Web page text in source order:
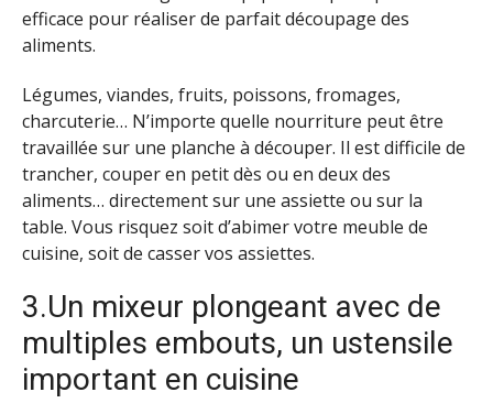
efficace pour réaliser de parfait découpage des
aliments.
Légumes, viandes, fruits, poissons, fromages,
charcuterie… N’importe quelle nourriture peut être
travaillée sur une planche à découper. Il est difficile de
trancher, couper en petit dès ou en deux des
aliments… directement sur une assiette ou sur la
table. Vous risquez soit d’abimer votre meuble de
cuisine, soit de casser vos assiettes.
3.Un mixeur plongeant avec de
multiples embouts, un ustensile
important en cuisine